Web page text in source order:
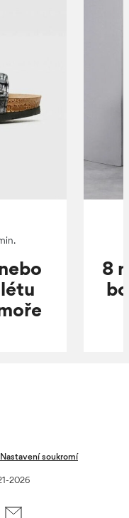
8
Nastavení soukromí
2026